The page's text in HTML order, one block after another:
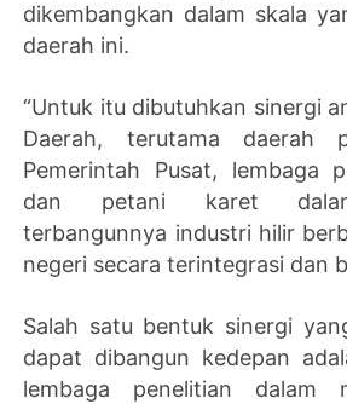
dikembangkan dalam skala
daerah ini.
“Untuk itu dibutuhkan sinergi
Daerah, terutama daerah
Pemerintah Pusat, lembaga
dan petani karet
terbangunnya industri hilir
negeri secara terintegrasi dan
Salah satu bentuk sinergi
dapat dibangun kedepan
lembaga penelitian dalam